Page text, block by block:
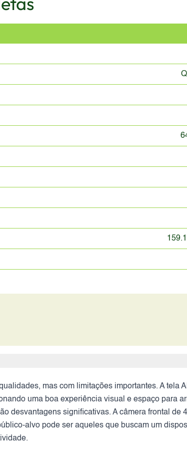
mas com limitações importantes. A tela
uma boa experiência visual e espaço para
desvantagens significativas. A câmera frontal de
alvo pode ser aqueles que buscam um